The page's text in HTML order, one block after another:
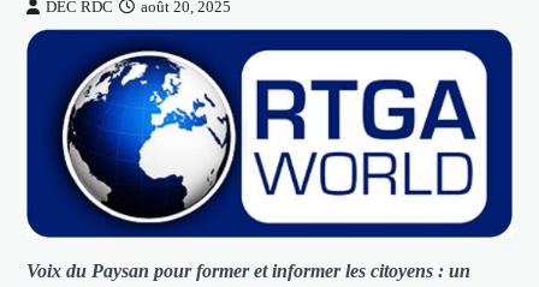
DEC RDC août 20, 2025
Voix du Paysan pour former et informer les citoyens : un